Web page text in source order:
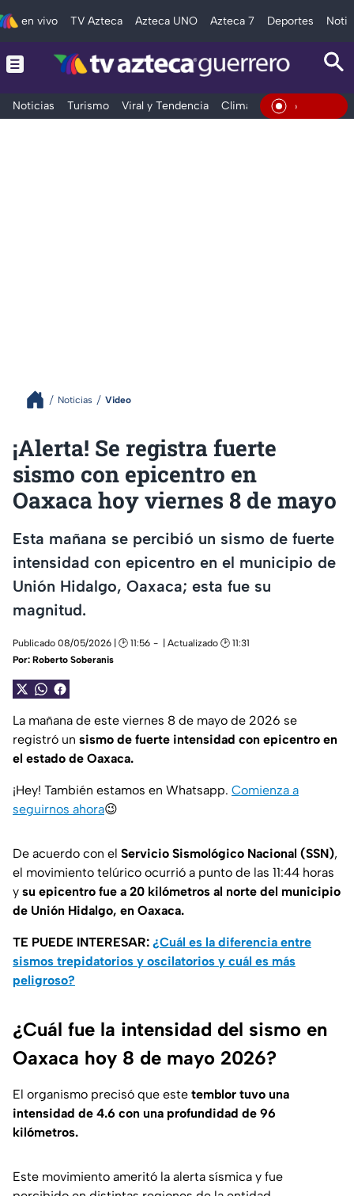
en vivo TV Azteca Azteca UNO Azteca 7 Deportes
Noticias Turismo Viral y Tendencia Clima Deportes En Vivo
Noticias Video
¡Alerta! Se registra fuerte
sismo con epicentro en
Oaxaca hoy viernes 8 de mayo
Esta mañana se percibió un sismo de fuerte
intensidad con epicentro en el municipio de
Unión Hidalgo, Oaxaca; esta fue su
magnitud.
Publicado 08/05/2026 | 🕑 11:56
| Actualizado 🕑 11:31
Por: Roberto Soberanis
La mañana de este viernes 8 de mayo de 2026 se
registró un sismo de fuerte intensidad con epicentro en
el estado de Oaxaca.
¡Hey! También estamos en Whatsapp. Comienza a
seguirnos ahora😉
De acuerdo con el Servicio Sismológico Nacional (SSN),
el movimiento telúrico ocurrió a punto de las 11:44 horas
y su epicentro fue a 20 kilómetros al norte del municipio
de Unión Hidalgo, en Oaxaca.
TE PUEDE INTERESAR: ¿Cuál es la diferencia entre
sismos trepidatorios y oscilatorios y cuál es más
peligroso?
¿Cuál fue la intensidad del sismo en
Oaxaca hoy 8 de mayo 2026?
El organismo precisó que este temblor tuvo una
intensidad de 4.6 con una profundidad de 96
kilómetros.
Este movimiento ameritó la alerta sísmica y fue